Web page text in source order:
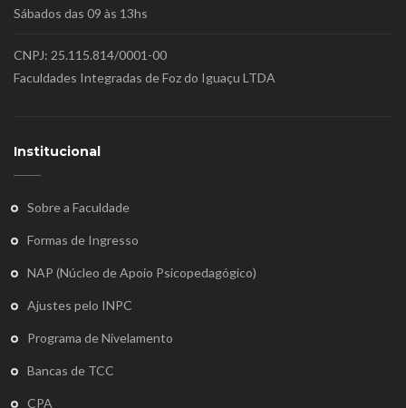
Sábados das 09 às 13hs
CNPJ: 25.115.814/0001-00
Faculdades Integradas de Foz do Iguaçu LTDA
Institucional
Sobre a Faculdade
Formas de Ingresso
NAP (Núcleo de Apoio Psicopedagógico)
Ajustes pelo INPC
Programa de Nivelamento
Bancas de TCC
CPA